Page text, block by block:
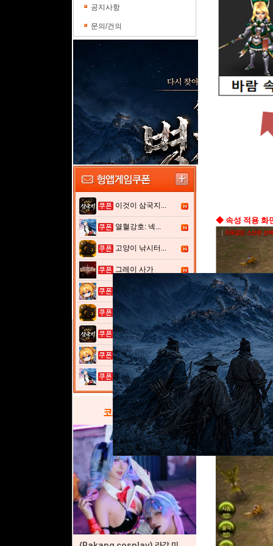
공지사항
문의/건의
이것이 삼국지...
열혈강호: 넥...
고양이 낚시터...
그레이 사가
여전사 키우기...
고양이 낚시터...
이것이 삼국지...
여전사 키우기...
열혈강호: 넥...
코스프레갤러리
◆ 속성 적용 화
◆ 반대 속성 적